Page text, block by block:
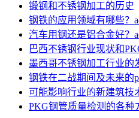
锻钢和不锈钢加工的历史
钢铁的应用领域有哪些？
汽车用钢还是铝合金好？
巴西不锈钢行业现状和
墨西哥不锈钢加工行业的
钢铁在二战期间及未来的
可能影响行业的新建筑技
PKG钢管质量检测的各种